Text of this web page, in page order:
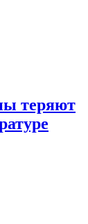
теряют